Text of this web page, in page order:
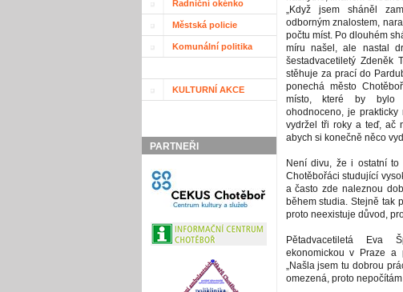
Radniční okénko
Městská policie
Komunální politika
KULTURNÍ AKCE
PARTNEŘI
„Když jsem sháněl
odborným znalostem,
počtu míst. Po dlouhém
míru našel, ale nastal
šestadvacetiletý Zdeněk
stěhuje za prací do
ponechá město
místo, které by bylo
ohodnoceno, je
vydržel tři roky a teď, ač
abych si konečně něco
Není divu, že i ostatní
Chotěbořáci studující
a často zde naleznou
během studia. Stejně tak
proto neexistuje důvod,
Pětadvacetiletá Eva
ekonomickou v Praze
„Našla jsem tu dobrou
omezená, proto